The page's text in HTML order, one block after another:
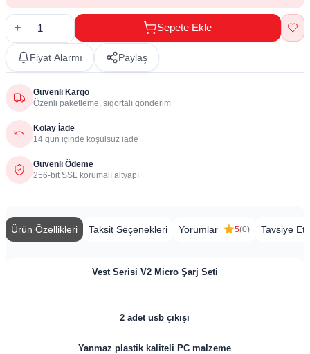
Sepete Ekle
Fiyat Alarmı Paylaş
Güvenli Kargo
Özenli paketleme, sigortalı gönderim
Kolay İade
14 gün içinde koşulsuz iade
Güvenli Ödeme
256-bit SSL korumalı altyapı
Ürün Özellikleri Taksit Seçenekleri Yorumlar 5(0) Tavsiye Et
Vest Serisi V2 Micro Şarj Seti
2 adet usb çıkışı
Yanmaz plastik kaliteli PC malzeme